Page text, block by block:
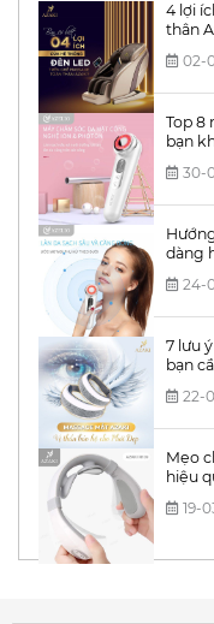
4 lợi
thân
02-
Top 8
bạn
30-
dàng
24-
7 lưu
bạn
22-
Mẹo
hiệu
19-